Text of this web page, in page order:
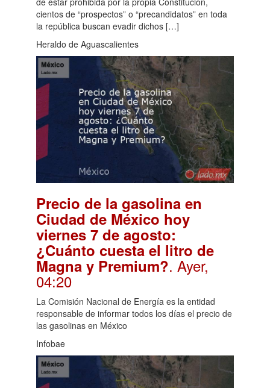
cientos de “prospectos” o “precandidatos” en toda
la república buscan evadir dichos […]
Heraldo de Aguascalientes
Precio de la gasolina en
Ciudad de México hoy
viernes 7 de agosto:
¿Cuánto cuesta el litro de
Magna y Premium?. Ayer,
04:20
La Comisión Nacional de Energía es la entidad
responsable de informar todos los días el precio de
las gasolinas en México
Infobae